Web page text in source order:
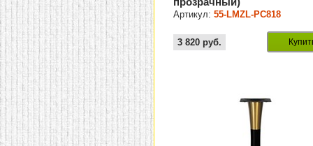
Артикул:55-LMZL-РС818
3 820 руб.